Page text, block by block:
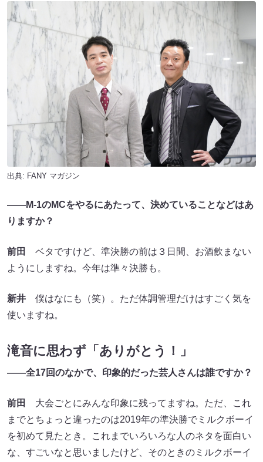
出典: FANY マガジン
――M-1のMCをやるにあたって、決めていることなどはあ
りますか？
前田
ベタですけど、準決勝の前は３日間、お酒飲まない
ようにしますね。今年は準々決勝も。
新井 僕はなにも（笑）。ただ体調管理だけはすごく気を
使いますね。
滝音に思わず「ありがとう！」
――全17回のなかで、印象的だった芸人さんは誰ですか？
前田
大会ごとにみんな印象に残ってますね。ただ、これ
までとちょっと違ったのは2019年の準決勝でミルクボーイ
を初めて見たとき。これまでいろいろな人のネタを面白い
な、すごいなと思いましたけど、そのときのミルクボーイ